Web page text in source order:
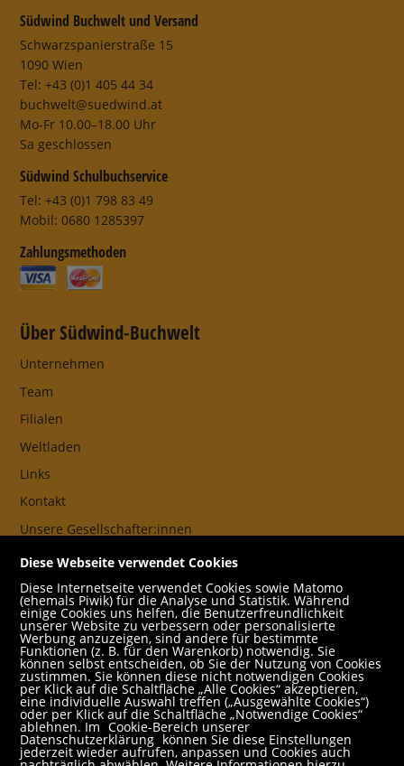
Südwind Buchwelt und Versand
Schwarzspanierstraße 15
1090 Wien
Tel: +43 (0)1 405 44 34
buchwelt@suedwind.at
Mo-Fr 10.00–18.00 Uhr
Sa geschlossen
Südwind Schulbuchservice
Tel: +43 (0)1 798 83 49
Mobil: 0680 1285397
Zahlungsmethoden
Über Südwind-Buchwelt
Unternehmen
Team
Filialen
Weltladen
Links
Kontakt
Unsere Gesellschafter:innen
AGB
Impressum
Datenschutz- und Cookieerklärung
Freund:innen
Service
Jobs
Newsletter abonnieren
Schulbuchservice
Diese Webseite verwendet Cookies
Diese Internetseite verwendet Cookies sowie Matomo
(ehemals Piwik) für die Analyse und Statistik. Während
einige Cookies uns helfen, die Benutzerfreundlichkeit
unserer Website zu verbessern oder personalisierte
Werbung anzuzeigen, sind andere für bestimmte
Funktionen (z. B. für den Warenkorb) notwendig. Sie
können selbst entscheiden, ob Sie der Nutzung von Cookies
zustimmen. Sie können diese nicht notwendigen Cookies
per Klick auf die Schaltfläche „Alle Cookies“ akzeptieren,
eine individuelle Auswahl treffen („Ausgewählte Cookies“)
oder per Klick auf die Schaltfläche „Notwendige Cookies“
ablehnen. Im Cookie-Bereich unserer
Datenschutzerklärung können Sie diese Einstellungen
jederzeit wieder aufrufen, anpassen und Cookies auch